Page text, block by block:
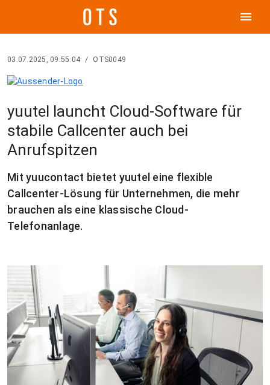
menu
03.07.2025, 09:55:04 / OTS0049
yuutel launcht Cloud-Software für
stabile Callcenter auch bei
Anrufspitzen
Mit yuucontact bietet yuutel eine flexible
Callcenter-Lösung für Unternehmen, die mehr
brauchen als eine klassische Cloud-
Telefonanlage.